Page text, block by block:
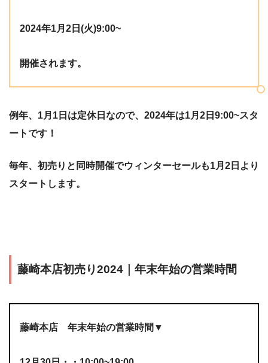
2024年1月2日(火)9:00~
開催されます。
例年、1月1日は定休日なので、2024年は1月2日9:00~スタ
ートです！
毎年、初売りと同時開催でウィンターセールも1月2日より
スタートします。
藤崎本店初売り2024｜年末年始の営業時間
藤崎本店 年末年始の営業時間▼